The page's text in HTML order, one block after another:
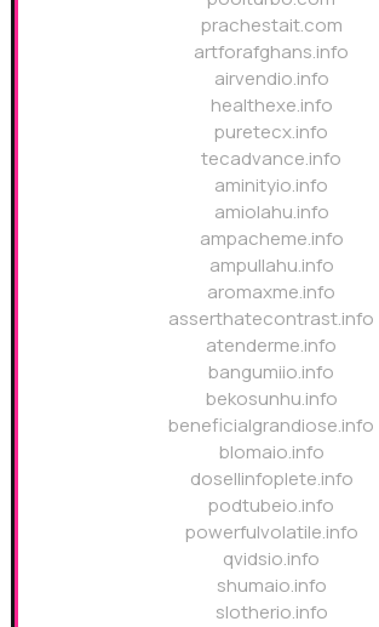
prachestait.com
artforafghans.info
airvendio.info
healthexe.info
puretecx.info
tecadvance.info
aminityio.info
amiolahu.info
ampacheme.info
ampullahu.info
aromaxme.info
asserthatecontrast.info
atenderme.info
bangumiio.info
bekosunhu.info
beneficialgrandiose.info
blomaio.info
dosellinfoplete.info
podtubeio.info
powerfulvolatile.info
qvidsio.info
shumaio.info
slotherio.info